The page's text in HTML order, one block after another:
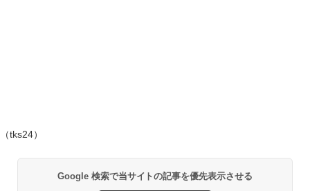
（tks24）
Google 検索で当サイトの記事を優先表示させる